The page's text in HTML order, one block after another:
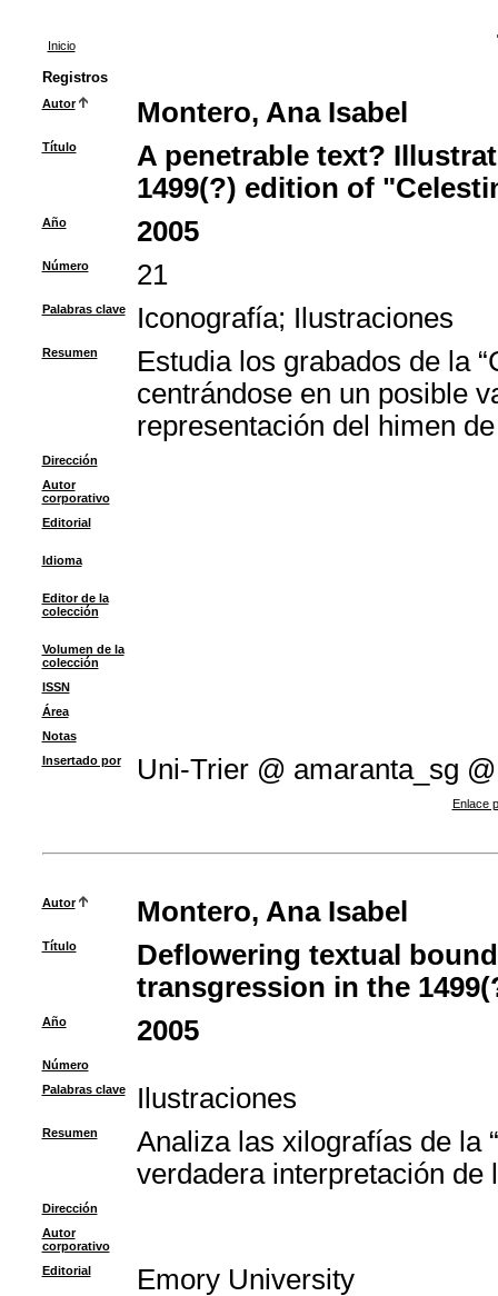
Inicio
Registros
Autor Montero, Ana Isabel
Título
A penetrable text?
1499(?) edition of
Año 2005
Número 21
Palabras clave Iconografía; Ilustraciones
Resumen
Estudia los grabados de la
centrándose en un posible
representación del himen
Dirección
Autor
corporativo
Editorial
Idioma
Editor de la
colección
Volumen de la
colección
ISSN
Área
Notas
Insertado por
Uni-Trier @ amaranta_sg @
Enlace
Autor Montero, Ana Isabel
Título
Deflowering textual
transgression in the
Año 2005
Número
Palabras clave
Ilustraciones
Resumen
Analiza las xilografías de la
verdadera interpretación de
Dirección
Autor
corporativo
Editorial
Emory University